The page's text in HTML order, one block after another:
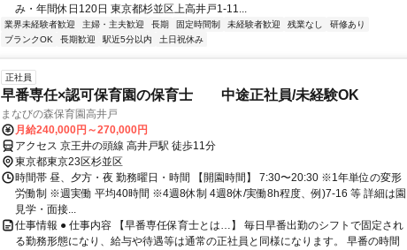
み・年間休日120日 東京都杉並区上高井戸1-11...
業界未経験者歓迎 主婦・主夫歓迎 長期 固定時間制 未経験者歓迎 残業なし
研修あり
ブランクOK
長期歓迎 駅近5分以内 土日祝休み
正社員
早番専任×認可保育園の保育士 中途正社員/未経験OK
まなびの森保育園高井戸
月給240,000円～270,000円
アクセス 京王井の頭線 高井戸駅 徒歩11分
東京都東京23区杉並区
時間帯 昼、夕方・夜 勤務曜日・時間 【開園時間】 7:30〜20:30 ※1年単位の変形
労働制 ※週実働 平均40時間 ※4週8休制 4週8休/実働8h程度、例)7-16 等 詳細は園
見学・面接...
仕事情報 ● 仕事内容 【早番専任保育士とは…】 毎日早番出勤のシフトで固定され
る勤務形態になり、給与や待遇等は通常の正社員と同様になります。 早番の時間